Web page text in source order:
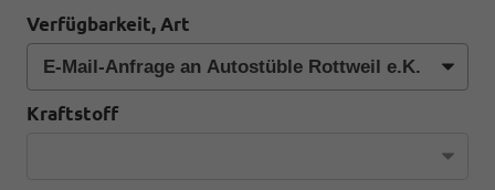
Verfügbarkeit, Art
Kraftstoff